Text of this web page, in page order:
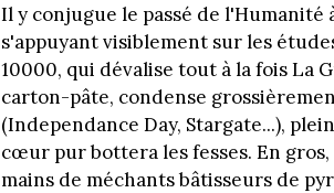
Il y conjugue le passé de
s'appuyant visiblement sur les
10000, qui dévalise tout à la fois La
carton-pâte, condense
(Independance Day, Stargate...),
cœur pur bottera les fesses. En
mains de méchants bâtisseurs de